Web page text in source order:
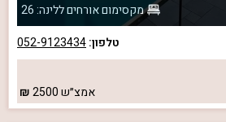
מקסימום אורחים ללינה: 26
טלפון:052-9123434
אמצ״ש2500